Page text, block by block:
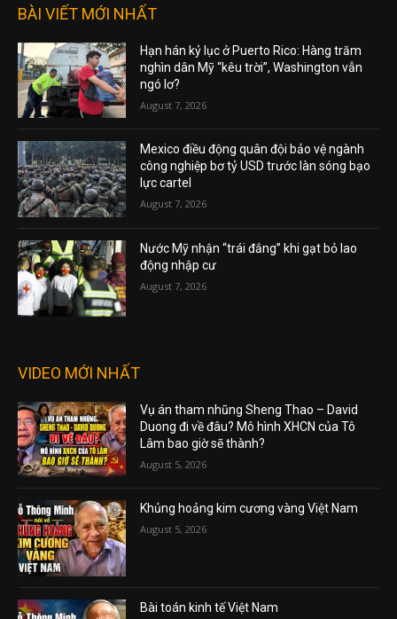
BÀI VIẾT MỚI NHẤT
Hạn hán kỷ lục ở Puerto Rico: Hàng trăm
nghìn dân Mỹ “kêu trời”, Washington vẫn
ngó lơ?
August 7, 2026
Mexico điều động quân đội bảo vệ ngành
công nghiệp bơ tỷ USD trước làn sóng bạo
lực cartel
August 7, 2026
Nước Mỹ nhận “trái đắng” khi gạt bỏ lao
động nhập cư
August 7, 2026
VIDEO MỚI NHẤT
Vụ án tham nhũng Sheng Thao – David
Duong đi về đâu? Mô hình XHCN của Tô
Lâm bao giờ sẽ thành?
August 5, 2026
Khủng hoảng kim cương vàng Việt Nam
August 5, 2026
Bài toán kinh tế Việt Nam